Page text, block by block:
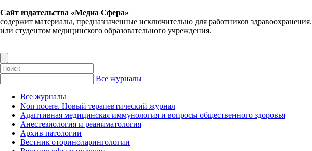
Сайт издательства «Медиа Сфера»
содержит материалы, предназначенные исключительно для работников
или студентом медицинского образовательного учреждения.
Все журналы
Все журналы
Non nocere. Новый терапевтический журнал
Адаптивная медицинская иммунология и вопросы общественного здоровья
Анестезиология и реаниматология
Архив патологии
Вестник оториноларингологии